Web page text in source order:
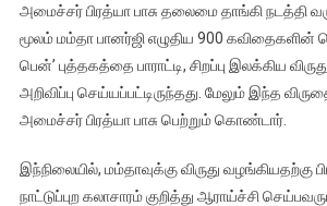
அமைச்சர் பிரத்யா பாசு தலைமை தாங்கி நடத்தி
மூலம் மம்தா பானர்ஜி எழுதிய 900 கவிதைகளின்
பென்’ புத்தகத்தை பாராட்டி, சிறப்பு இலக்கிய
அறிவிப்பு செய்யப்பட்டிருந்தது. மேலும் இந்த
அமைச்சர் பிரத்யா பாசு பெற்றும் கொண்டார்.
இந்நிலையில், மம்தாவுக்கு விருது வழங்கியதற்கு
நாட்டுப்புற கலாசாரம் குறித்து ஆராய்ச்சி